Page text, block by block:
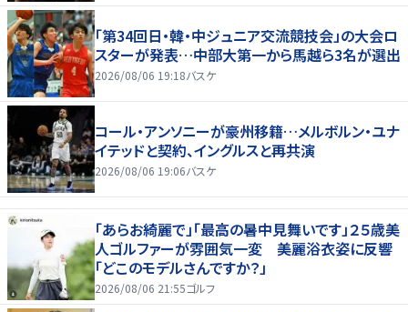
「第34回日・韓・中ジュニア交流競技会」の大会ロ
スターが発表…中部大第一から馬越ら3名が選出
2026/08/06 19:18バスケ
コール・アンソニーが豪州移籍…メルボルン・ユナ
イテッドと契約、イングルスと再共演
2026/08/06 19:06バスケ
「あらお綺麗で」「最高の暑中見舞いです」２５歳美
人ゴルファーが雰囲気一変 美麗浴衣姿に反響
「どこのモデルさんですか？」
2026/08/06 21:55ゴルフ